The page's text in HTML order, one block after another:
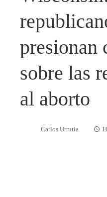
presionan
sobre las
al aborto
Carlos Urrutia